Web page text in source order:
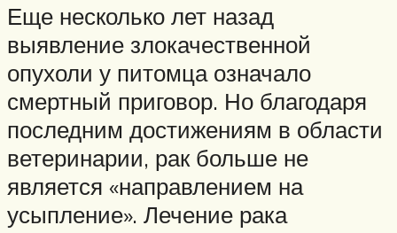
Еще несколько лет назад
выявление злокачественной
опухоли у питомца означало
смертный приговор. Но благодаря
последним достижениям в области
ветеринарии, рак больше не
является «направлением на
усыпление». Лечение рака